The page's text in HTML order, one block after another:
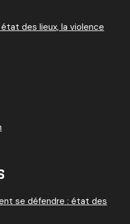
des lieux, la violence
se défendre : état des